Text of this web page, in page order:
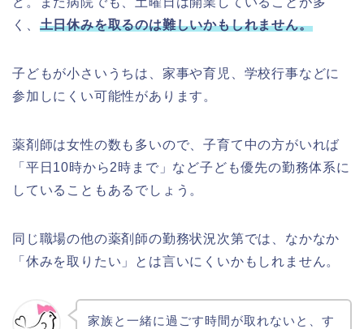
く、 土日休みを取るのは難しいかもしれません。
子どもが小さいうちは、家事や育児、学校行事などに
参加しにくい可能性があります。
薬剤師は女性の数も多いので、子育て中の方がいれば
「平日10時から2時まで」など子ども優先の勤務体系に
していることもあるでしょう。
同じ職場の他の薬剤師の勤務状況次第では、なかなか
「休みを取りたい」とは言いにくいかもしれません。
家族と一緒に過ごす時間が取れないと、す